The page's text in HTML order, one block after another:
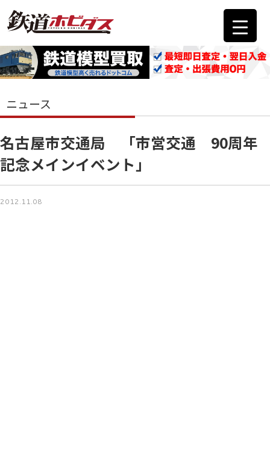
ニュース
名古屋市交通局 「市営交通 90周年
記念メインイベント」
2012.11.08